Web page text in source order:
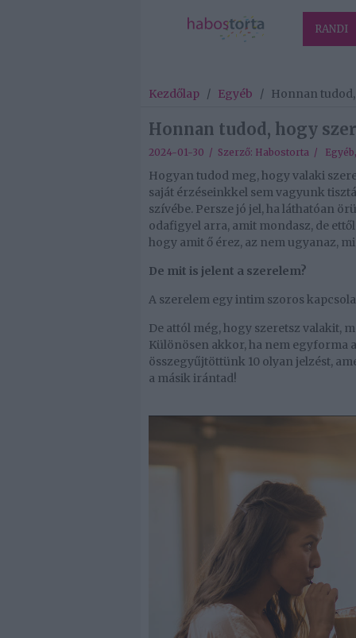
RANDI
Kezdőlap / Egyéb / Honnan
Honnan tudod, hogy
2024-01-30 / Szerző: Habostorta / Egyéb,
Hogyan tudod meg, hogy valaki
saját érzéseinkkel sem vagyunk
szívébe. Persze jó jel, ha láthatóan
odafigyel arra, amit mondasz, de
hogy amit ő érez, az nem ugyanaz,
De mit is jelent a szerelem?
A szerelem egy intim szoros
De attól még, hogy szeretsz valakit,
Különösen akkor, ha nem egyforma
összegyűjtöttünk 10 olyan jelzést,
a másik irántad!